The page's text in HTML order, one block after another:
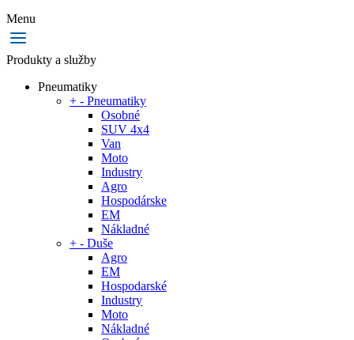
Menu
Produkty a služby
Pneumatiky
+ - Pneumatiky
Osobné
SUV 4x4
Van
Moto
Industry
Agro
Hospodárske
EM
Nákladné
+ - Duše
Agro
EM
Hospodarské
Industry
Moto
Nákladné